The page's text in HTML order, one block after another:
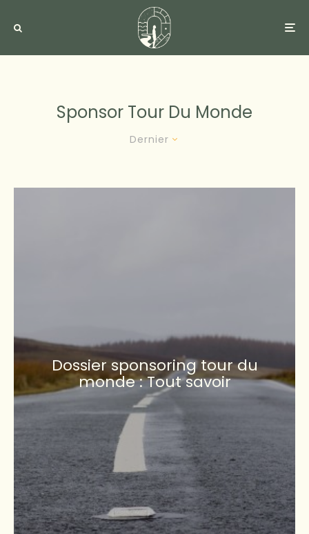
Sponsor Tour Du Monde
Dernier
Dossier sponsoring tour du
monde : Tout savoir